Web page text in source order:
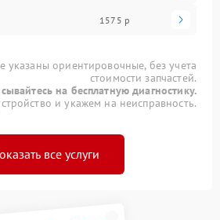
1575 р
указаны ориентировочные, без учета
стоимости запчастей.
на бесплатную диагностику.
и укажем на неисправность.
все услуги